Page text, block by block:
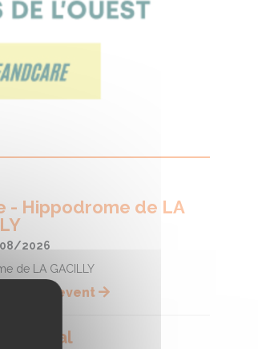
- Hippodrome de LA
2026
de LA GACILLY
de l'event
cheval